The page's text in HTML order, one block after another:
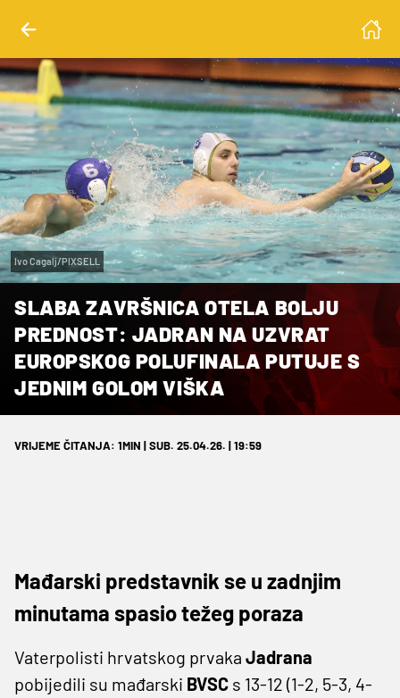
Ivo Cagalj/PIXSELL
SLABA ZAVRŠNICA OTELA BOLJU
PREDNOST: JADRAN NA UZVRAT
EUROPSKOG POLUFINALA PUTUJE S
JEDNIM GOLOM VIŠKA
VRIJEME ČITANJA: 1MIN | SUB. 25.04.26. | 19:59
Mađarski predstavnik se u zadnjim
minutama spasio težeg poraza
Vaterpolisti hrvatskog prvaka Jadrana
pobijedili su mađarski BVSC s 13-12 (1-2, 5-3, 4-